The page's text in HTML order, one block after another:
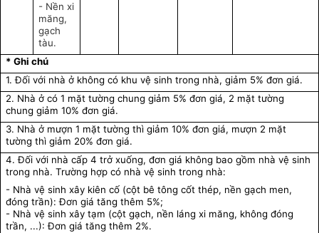
- Nền xi
măng,
gạch
tàu.
* Ghi chú
1. Đối với nhà ở không có khu vệ sinh trong nhà, giảm 5% đơn giá.
2. Nhà ở có 1 mặt tường chung giảm 5% đơn giá, 2 mặt tường
chung giảm 10% đơn giá.
3. Nhà ở mượn 1 mặt tường thì giảm 10% đơn giá, mượn 2 mặt
tường thì giảm 20% đơn giá.
4. Đối với nhà cấp 4 trở xuống, đơn giá không bao gồm nhà vệ sinh
trong nhà. Trường hợp có nhà vệ sinh trong nhà:
- Nhà vệ sinh xây kiên cố (cột bê tông cốt thép, nền gạch men,
đóng trần): Đơn giá tăng thêm 5%;
- Nhà vệ sinh xây tạm (cột gạch, nền láng xi măng, không đóng
trần, ...): Đơn giá tăng thêm 2%.